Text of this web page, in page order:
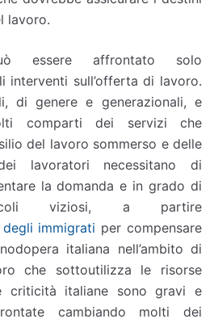
lavoro.
essere affrontato solo
interventi sull’offerta di lavoro.
di genere e generazionali, e
comparti dei servizi che
del lavoro sommerso e delle
lavoratori necessitano di
la domanda e in grado di
viziosi, a partire
immigrati per compensare
italiana nell’ambito di
che sottoutilizza le risorse
criticità italiane sono gravi e
cambiando molti dei